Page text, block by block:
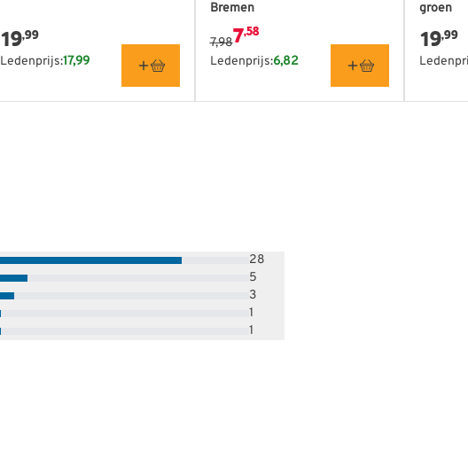
19,99
Ledenprijs:17,99
Bremen
7,987,58
Ledenprijs:6,82
groen
19,99
28
5
3
1
1